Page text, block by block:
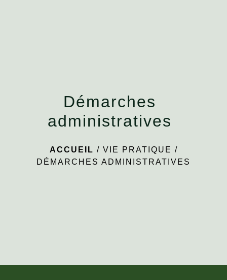
Démarches
administratives
ACCUEIL / VIE PRATIQUE /
DÉMARCHES ADMINISTRATIVES